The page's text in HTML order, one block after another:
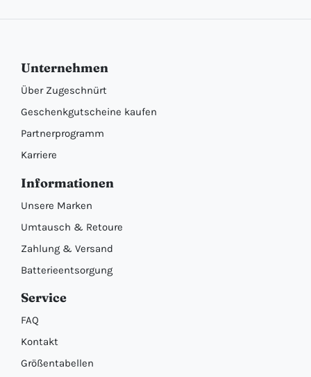
Unternehmen
Über Zugeschnürt
Geschenkgutscheine kaufen
Partnerprogramm
Karriere
Informationen
Unsere Marken
Umtausch & Retoure
Zahlung & Versand
Batterieentsorgung
Service
FAQ
Kontakt
Größentabellen